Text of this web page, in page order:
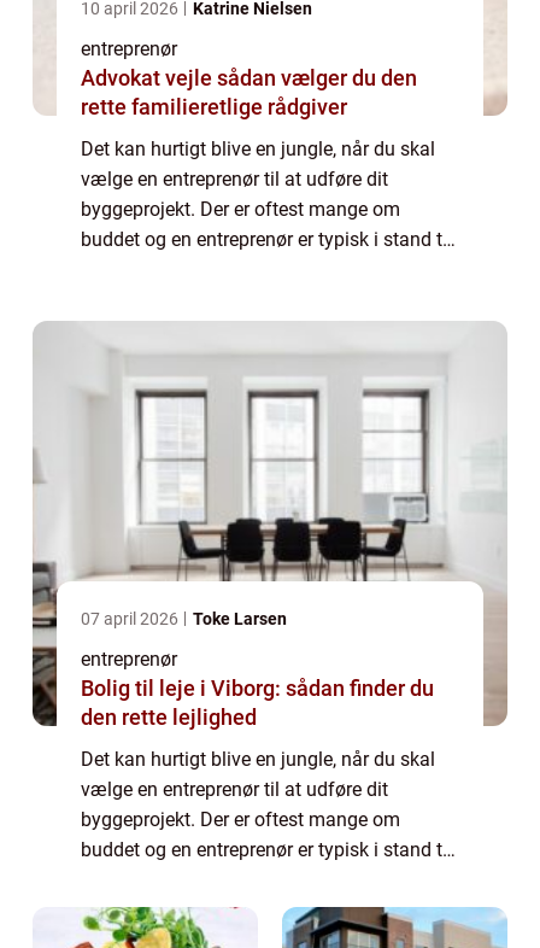
10 april 2026 Katrine Nielsen
entreprenør
Advokat vejle sådan vælger du den
rette familieretlige rådgiver
Det kan hurtigt blive en jungle, når du skal
vælge en entreprenør til at udføre dit
byggeprojekt. Der er oftest mange om
buddet og en entreprenør er typisk i stand til
07 april 2026 Toke Larsen
entreprenør
Bolig til leje i Viborg: sådan finder du
den rette lejlighed
Det kan hurtigt blive en jungle, når du skal
vælge en entreprenør til at udføre dit
byggeprojekt. Der er oftest mange om
buddet og en entreprenør er typisk i stand til